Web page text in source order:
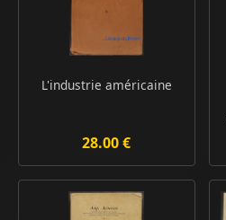
L'industrie américaine
28.00 €